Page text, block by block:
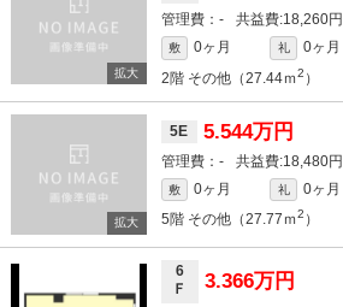
- 18,260円
敷 0ヶ月 礼
0ヶ月
2階 その他（27.44ｍ2 ）
5E 5.544万円
- 18,480円
敷 0ヶ月 礼
0ヶ月
5階 その他（27.77ｍ2 ）
6
Ｆ
3.366万円